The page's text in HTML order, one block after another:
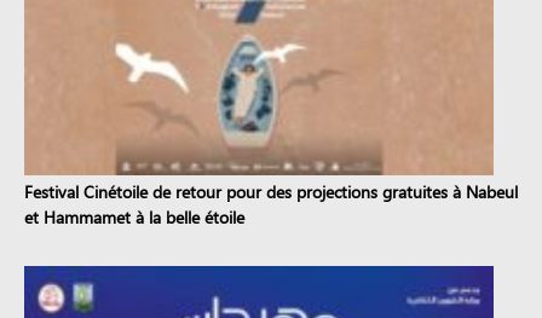
Festival Cinétoile de retour pour des projections gratuites à Nabeul
et Hammamet à la belle étoile